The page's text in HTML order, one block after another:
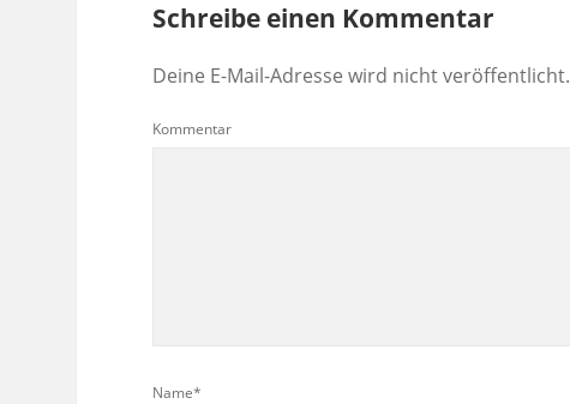
Schreibe einen Kommentar
Deine E-Mail-Adresse wird nicht veröffentlicht.
Kommentar
Name*